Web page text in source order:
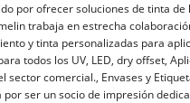
por ofrecer soluciones de tinta
trabaja en estrecha
y tinta personalizadas para
todos los UV, LED, dry offset,
sector comercial., Envases y
ser un socio de impresión